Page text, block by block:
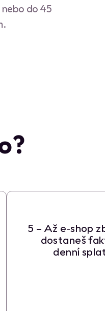
do 45
5 – Až e‑shop
dostaneš
denní